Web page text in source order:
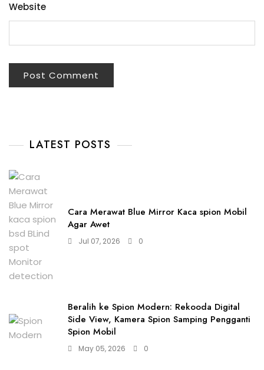
Website
LATEST POSTS
Cara Merawat Blue Mirror Kaca spion Mobil
Agar Awet
Jul 07, 2026 0
Beralih ke Spion Modern: Rekooda Digital
Side View, Kamera Spion Samping Pengganti
Spion Mobil
May 05, 2026 0